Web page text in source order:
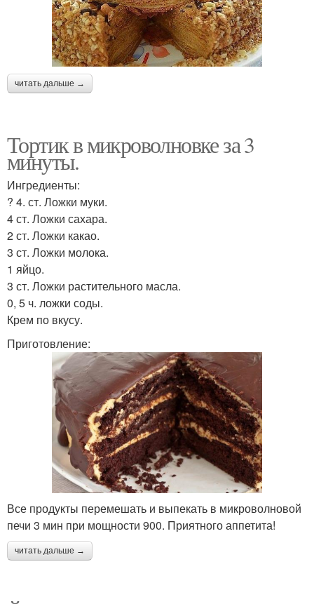
читать дальше →
Тортик в микроволновке за 3
минуты.
Ингредиенты:
? 4. ст. Ложки муки.
4 ст. Ложки сахара.
2 ст. Ложки какао.
3 ст. Ложки молока.
1 яйцо.
3 ст. Ложки растительного масла.
0, 5 ч. ложки соды.
Крем по вкусу.
Приготовление:
Все продукты перемешать и выпекать в микроволновой
печи 3 мин при мощности 900. Приятного аппетита!
читать дальше →